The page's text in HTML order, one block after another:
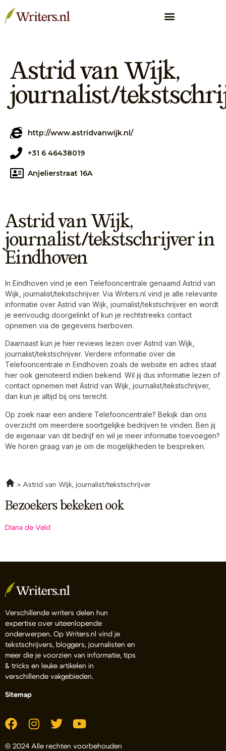
Astrid van Wijk,
journalist/
http://www.astridvanwijk.nl/
+31 6 46438019
Anjelierstraat 16A
Astrid van Wijk,
journalist/tekstschrijver in
Eindhoven
In Eindhoven vind je een Telefooncentrale genaamd Astrid van
Wijk, journalist/tekstschrijver. Via Writers.nl vind je alle relevante
informatie over Astrid van Wijk, journalist/tekstschrijver en wordt
je eenvoudig doorgelinkt of kun je rechtstreeks contact
opnemen via de gegevens hierboven.
Daarnaast kun je hier reviews lezen over Astrid van Wijk,
journalist/tekstschrijver. Verdere informatie over de
Telefooncentrale in Eindhoven zoals de website en adres staat
hier ook genoteerd indien bekend. Wil jij dus informatie lezen of
contact opnemen met Astrid van Wijk, journalist/tekstschrijver,
dan kun je altijd bij ons terecht.
Op zoek naar een andere Telefooncentrale? Bekijk dan ons
overzicht om meerdere soortgelijke bedrijven te vinden. Ben jij
de eigenaar van dit bedrijf en wil je meer informatie toevoegen?
We horen graag van je om de mogelijkheden te bespreken.
Astrid van Wijk, journalist/tekstschrijver
Bezoekers bekeken ook
Diana de Veld
Verschillende writers delen hun
expertise over uiteenlopende
onderwerpen. Op Writers.nl vind je
tekstschrijvers, bloggers, journalisten en
meer die je voorzien van informatie, tips
& tricks en leuke artikelen in
verschillende vakgebieden.
Sitemap
© 2024 Alle rechten voorbehouden